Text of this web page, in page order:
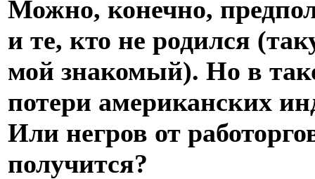
Можно, конечно,
и те, кто не родился
мой знакомый). Но в
потери американских
Или негров от
получится?